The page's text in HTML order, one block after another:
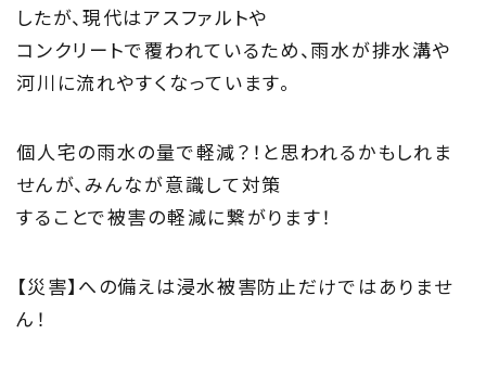
したが、現代はアスファルトや
コンクリートで覆われているため、雨水が排水溝や
河川に流れやすくなっています。
個人宅の雨水の量で軽減？！と思われるかもしれま
せんが、みんなが意識して対策
することで被害の軽減に繋がります！
【災害】への備えは浸水被害防止だけではありませ
ん！